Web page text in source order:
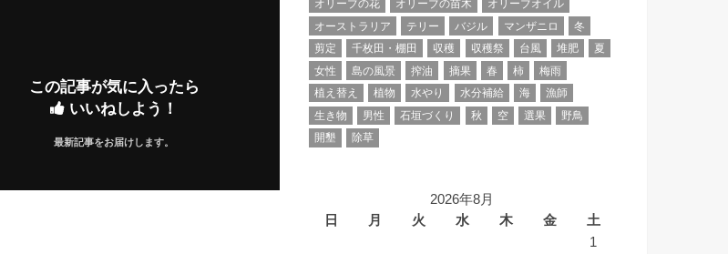
この記事が気に入ったら
いいねしよう！
最新記事をお届けします。
オリーブの花
オリーブの苗木
オリーブオイル
オーストラリア
テリー バジル マンザニロ
冬
剪定
千枚田・棚田 収穫 収穫祭 台風 堆肥
夏
女性
島の風景 搾油 摘果 春 柿
梅雨
植え替え
植物 水やり 水分補給 海
漁師
生き物
男性 石垣づくり 秋 空 選果
野鳥
開墾
除草
2026年8月
日
月 火 水 木 金 土
1